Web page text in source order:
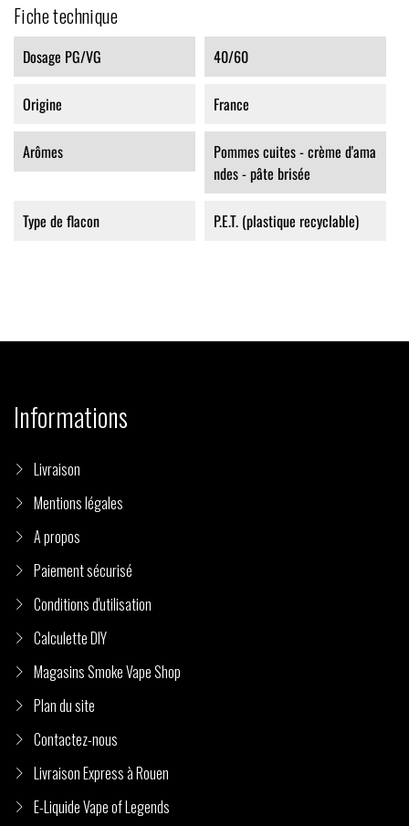
Fiche technique
Dosage PG/VG 40/60
Origine France
Arômes
Pommes cuites - crème d'ama
ndes - pâte brisée
Type de flacon P.E.T. (plastique recyclable)
Informations
Livraison
Mentions légales
A propos
Paiement sécurisé
Conditions d'utilisation
Calculette DIY
Magasins Smoke Vape Shop
Plan du site
Contactez-nous
Livraison Express à Rouen
E-Liquide Vape of Legends